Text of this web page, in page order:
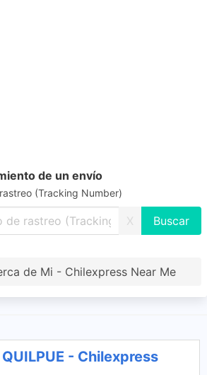
de un envío
(Tracking Number)
X
de Mi - Chilexpress Near Me
QUILPUE - Chilexpress